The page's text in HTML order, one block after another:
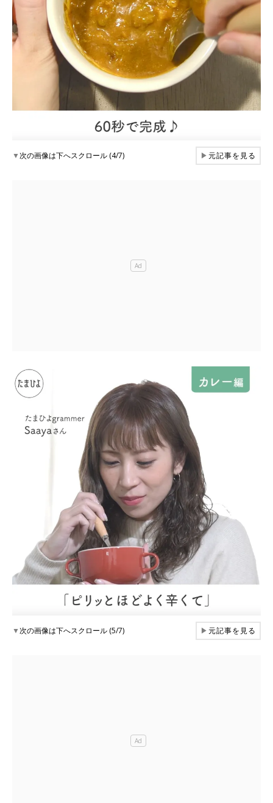
▼次の画像は下へスクロール (4/7) ▶元記事を見る
▼次の画像は下へスクロール (5/7) ▶元記事を見る